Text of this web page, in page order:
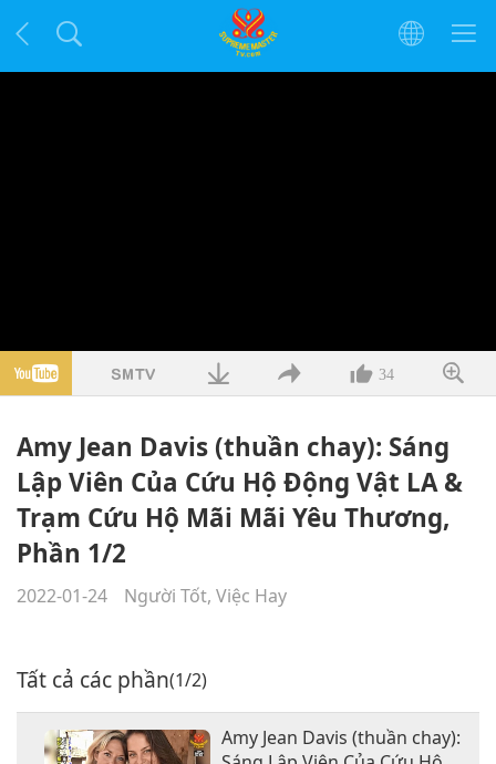
34
Amy Jean Davis (thuần chay): Sáng
Lập Viên Của Cứu Hộ Động Vật LA &
Trạm Cứu Hộ Mãi Mãi Yêu Thương,
Phần 1/2
2022-01-24 Người Tốt, Việc Hay
Tất cả các phần(1/2)
Amy Jean Davis (thuần chay):